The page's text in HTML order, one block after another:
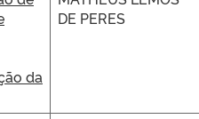
da
DE PERES